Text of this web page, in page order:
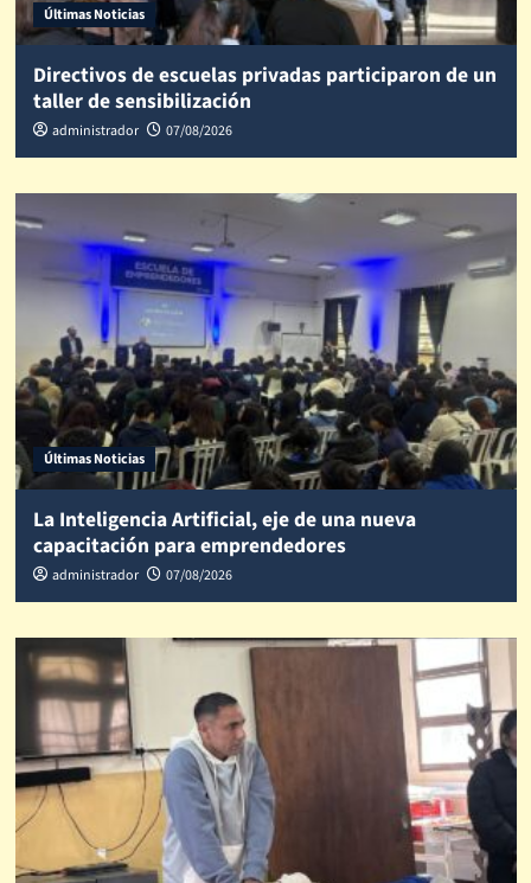
Últimas Noticias
Directivos de escuelas privadas participaron de un
taller de sensibilización
administrador 07/08/2026
Últimas Noticias
La Inteligencia Artificial, eje de una nueva
capacitación para emprendedores
administrador 07/08/2026